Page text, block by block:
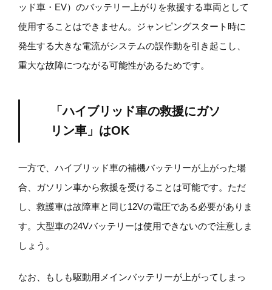
ッド車・EV）のバッテリー上がりを救援する車両として
使用することはできません。ジャンピングスタート時に
発生する大きな電流がシステムの誤作動を引き起こし、
重大な故障につながる可能性があるためです。
「ハイブリッド車の救援にガソ
リン車」はOK
一方で、ハイブリッド車の補機バッテリーが上がった場
合、ガソリン車から救援を受けることは可能です。ただ
し、救護車は故障車と同じ12Vの電圧である必要がありま
す。大型車の24Vバッテリーは使用できないので注意しま
しょう。
なお、もしも駆動用メインバッテリーが上がってしまっ